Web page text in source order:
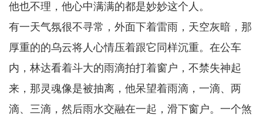
他也不理，他心中满满的都是妙妙这个人。
有一天气氛很不寻常，外面下着雷雨，天空灰暗，那
厚重的的乌云将人心情压着跟它同样沉重。在公车
内，林达看着斗大的雨滴拍打着窗户，不禁失神起
来，那灵魂像是被抽离，他呆望着雨滴，一滴、两
滴、三滴，然后雨水交融在一起，滑下窗户。一个煞